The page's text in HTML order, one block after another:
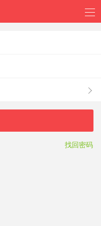
找回密码